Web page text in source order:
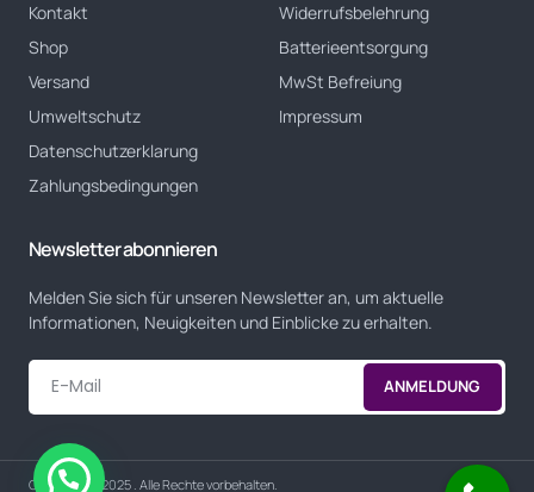
Kontakt
Shop
Versand
Umweltschutz
Datenschutzerklarung
Zahlungsbedingungen
Widerrufsbelehrung
Batterieentsorgung
MwSt Befreiung
Impressum
Newsletter abonnieren
Melden Sie sich für unseren Newsletter an, um aktuelle
Informationen, Neuigkeiten und Einblicke zu erhalten.
ANMELDUNG
Copyright © 2025 . Alle Rechte vorbehalten.